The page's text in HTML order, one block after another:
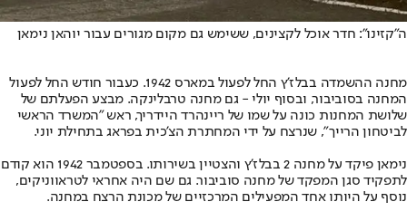
ה"קזינו": חדר אוכל לקצינים, ששימש גם מקום מגורים עבור יוהאן נימאן
מחנה ההשמדה בבלז'ץ החל לפעול במארס 1942. כעבור חודש החל לפעול
המחנה בסוביבור, ובסוף יולי - גם מחנה טרבלינקה. מבצע הפעלתם של
שלושת המחנות כונה על שמו של ריינהרד היידריך, ראש "המשרד הראשי
לביטחון הרייך", שנרצח על ידי המחתרת הצ'כית בפראג בתחילת יוני.
נימאן פיקד על מחנה 2 בבלז'ץ והצטיין בשירותו. בספטמבר 1942 הוא קודם
לתפקיד סגן המפקד של מחנה סוביבור. גם שם היה אחראי לטראווניקים,
נוסף על היותו אחד המפעילים המרכזיים של מכונת הרצח במחנה.